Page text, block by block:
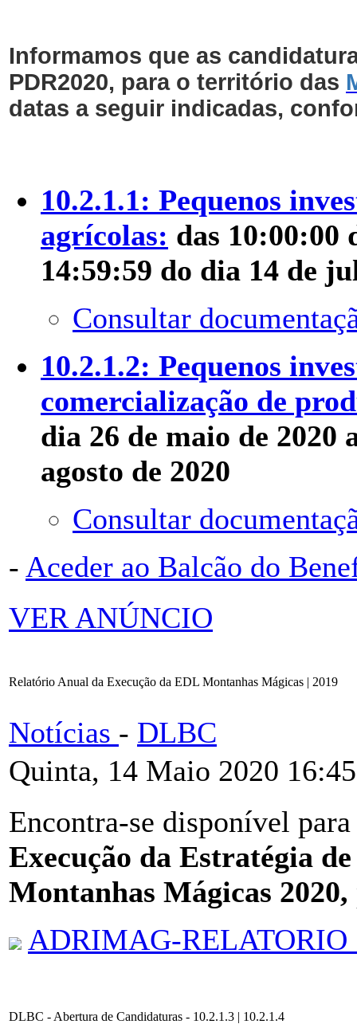
Informamos que as
PDR2020, para o território das
datas a seguir indicadas,
10.2.1.1: Pequenos
agrícolas: das 10:00:00
14:59:59 do dia 14 de
Consultar
10.2.1.2: Pequenos
comercialização de
dia 26 de maio de 2020
agosto de 2020
Consultar
- Aceder ao Balcão do
VER ANÚNCIO
Relatório Anual da Execução da EDL Montanhas Mágicas | 2019
Notícias - DLBC
Quinta, 14 Maio 2020 16:45
Encontra-se disponível
Execução da Estratégia
Montanhas Mágicas 2020,
ADRIMAG-
DLBC - Abertura de Candidaturas - 10.2.1.3 | 10.2.1.4